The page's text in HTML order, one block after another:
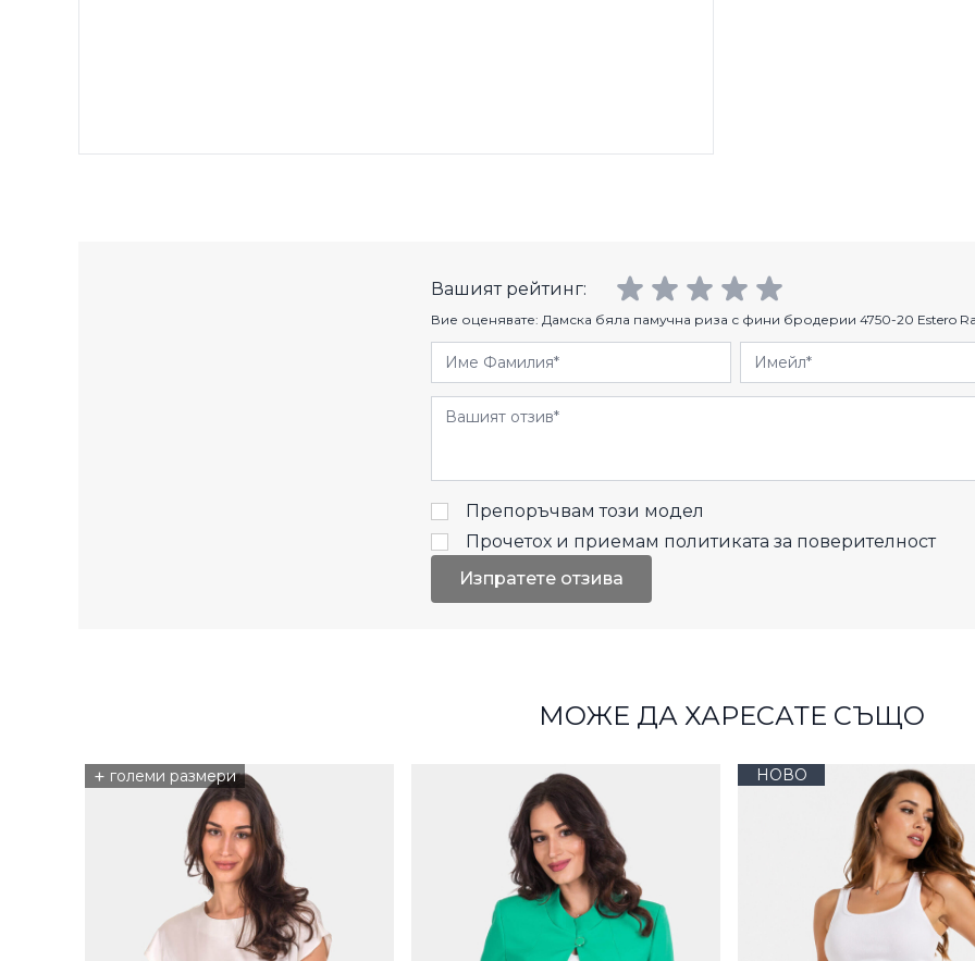
Вашият рейтинг:
Вие оценявате: Дамска бяла памучна риза с фини бродерии 4750-20 Estero
Име Фамилия Имейл
Отзиви
Препоръчвам този модел
Прочетох и приемам политиката за поверителност
Изпратете отзива
МОЖЕ ДА ХАРЕСАТЕ СЪЩО
+ големи размери НОВО